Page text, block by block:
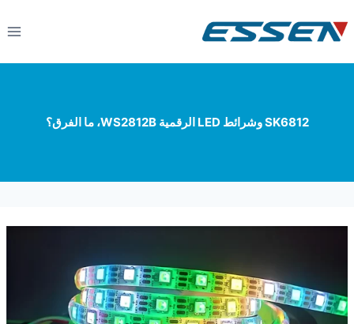
SK6812 وشرائط LED الرقمية WS2812B، ما الفرق؟